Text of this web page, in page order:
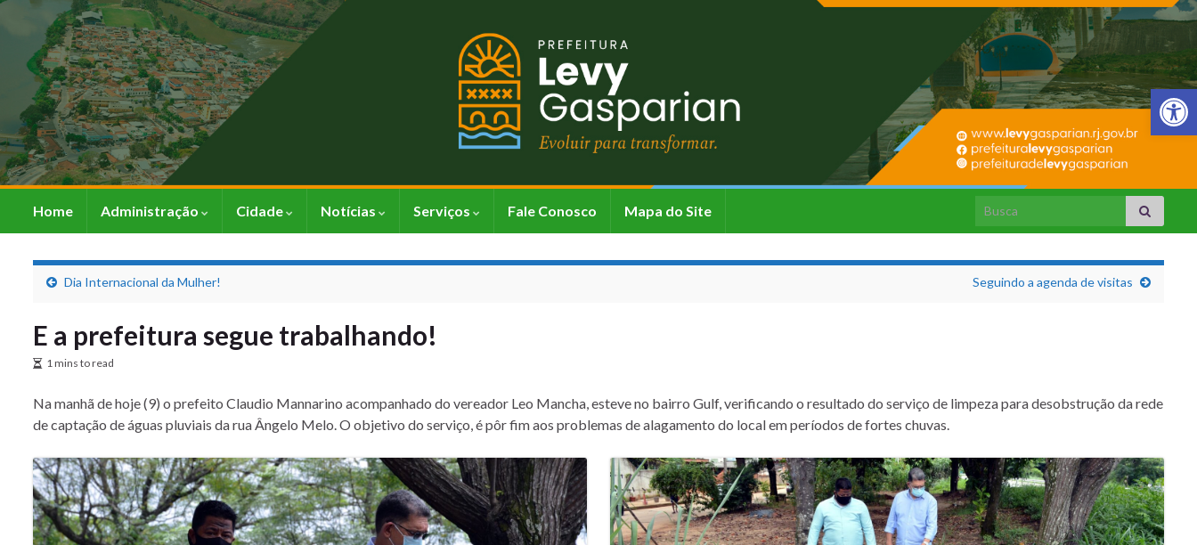
Barra de
Home Administração Cidade Notícias Serviços Fale Conosco Mapa do Site Search for:
Dia Internacional da Mulher! Seguindo a agenda de visitas
E a prefeitura segue trabalhando!
1 mins to read
Na manhã de hoje (9) o prefeito Claudio Mannarino acompanhado do vereador Leo Mancha, esteve no bairro Gulf, verificando o resultado do serviço de limpeza para desobstrução da rede
de captação de águas pluviais da rua Ângelo Melo. O objetivo do serviço, é pôr fim aos problemas de alagamento do local em períodos de fortes chuvas.